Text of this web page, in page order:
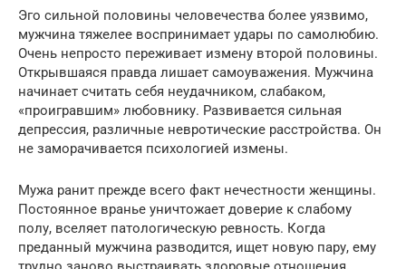
Эго сильной половины человечества более уязвимо,
мужчина тяжелее воспринимает удары по самолюбию.
Очень непросто переживает измену второй половины.
Открывшаяся правда лишает самоуважения. Мужчина
начинает считать себя неудачником, слабаком,
«проигравшим» любовнику. Развивается сильная
депрессия, различные невротические расстройства. Он
не заморачивается психологией измены.
Мужа ранит прежде всего факт нечестности женщины.
Постоянное вранье уничтожает доверие к слабому
полу, вселяет патологическую ревность. Когда
преданный мужчина разводится, ищет новую пару, ему